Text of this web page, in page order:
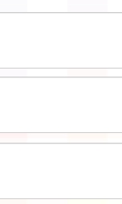
運動會
及
點
對象擴
活動暨